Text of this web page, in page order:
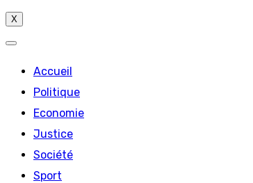
X
Accueil
Politique
Economie
Justice
Société
Sport